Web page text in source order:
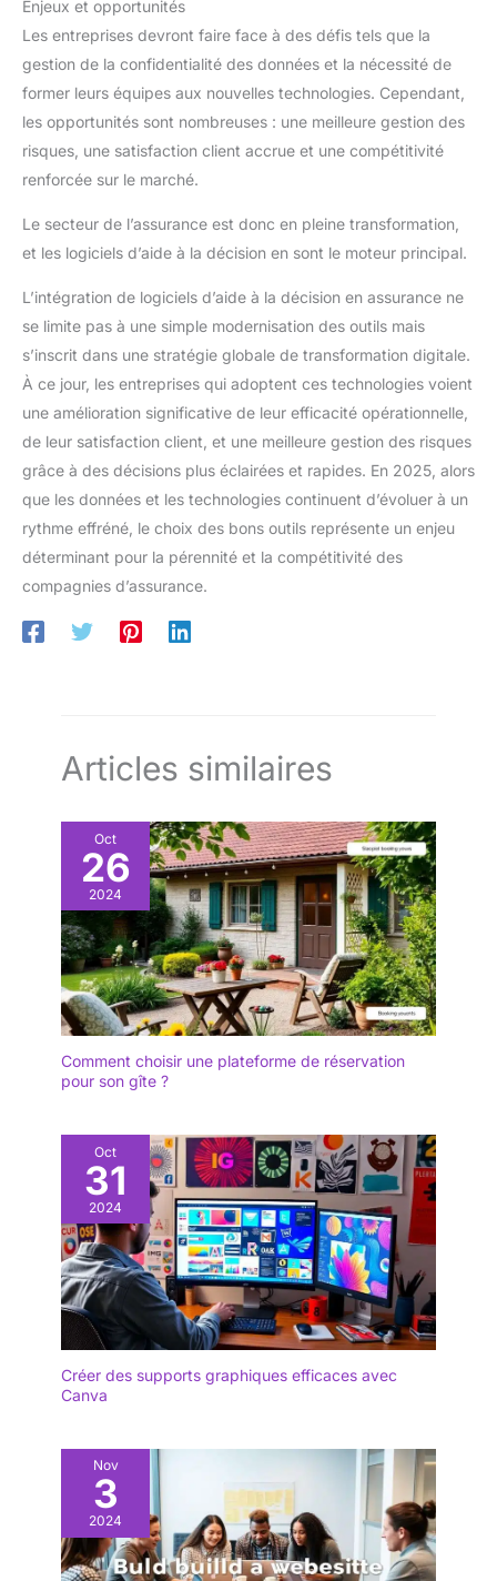
Enjeux et opportunités
Les entreprises devront faire face à des défis tels que la
gestion de la confidentialité des données et la nécessité de
former leurs équipes aux nouvelles technologies. Cependant,
les opportunités sont nombreuses : une meilleure gestion des
risques, une satisfaction client accrue et une compétitivité
renforcée sur le marché.
Le secteur de l’assurance est donc en pleine transformation,
et les logiciels d’aide à la décision en sont le moteur principal.
L’intégration de logiciels d’aide à la décision en assurance ne
se limite pas à une simple modernisation des outils mais
s’inscrit dans une stratégie globale de transformation digitale.
À ce jour, les entreprises qui adoptent ces technologies voient
une amélioration significative de leur efficacité opérationnelle,
de leur satisfaction client, et une meilleure gestion des risques
grâce à des décisions plus éclairées et rapides. En 2025, alors
que les données et les technologies continuent d’évoluer à un
rythme effréné, le choix des bons outils représente un enjeu
déterminant pour la pérennité et la compétitivité des
compagnies d’assurance.
Articles similaires
Oct
26
2024
Comment choisir une plateforme de réservation
pour son gîte ?
Oct
31
2024
Créer des supports graphiques efficaces avec
Canva
Nov
3
2024